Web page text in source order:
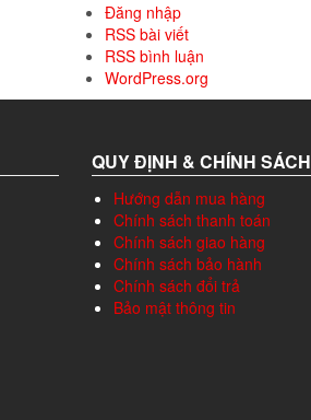
Đăng nhập
RSS bài viết
RSS bình luận
WordPress.org
QUY ĐỊNH & CHÍNH SÁCH
Hướng dẫn mua hàng
Chính sách thanh toán
Chính sách giao hàng
Chính sách bảo hành
Chính sách đổi trả
Bảo mật thông tin